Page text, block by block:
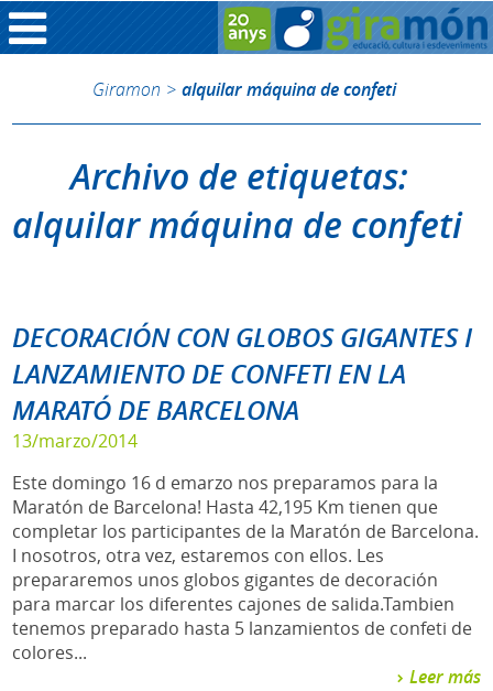
Giramon > alquilar máquina de confeti
Archivo de etiquetas:
alquilar máquina de confeti
DECORACIÓN CON GLOBOS GIGANTES I
LANZAMIENTO DE CONFETI EN LA
MARATÓ DE BARCELONA
13/marzo/2014
Este domingo 16 d emarzo nos preparamos para la
Maratón de Barcelona! Hasta 42,195 Km tienen que
completar los participantes de la Maratón de Barcelona.
I nosotros, otra vez, estaremos con ellos. Les
prepararemos unos globos gigantes de decoración
para marcar los diferentes cajones de salida.Tambien
tenemos preparado hasta 5 lanzamientos de confeti de
colores...
Leer más